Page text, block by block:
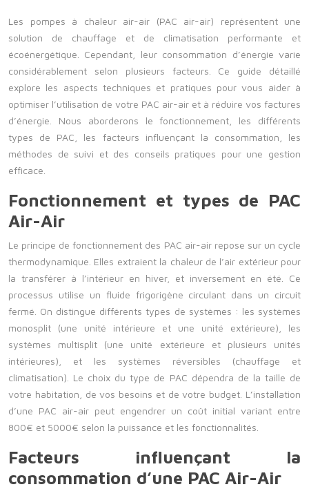
Les pompes à chaleur air-air (PAC air-air) représentent une
solution de chauffage et de climatisation performante et
écoénergétique. Cependant, leur consommation d’énergie varie
considérablement selon plusieurs facteurs. Ce guide détaillé
explore les aspects techniques et pratiques pour vous aider à
optimiser l’utilisation de votre PAC air-air et à réduire vos factures
d’énergie. Nous aborderons le fonctionnement, les différents
types de PAC, les facteurs influençant la consommation, les
méthodes de suivi et des conseils pratiques pour une gestion
efficace.
Fonctionnement et types de PAC
Air-Air
Le principe de fonctionnement des PAC air-air repose sur un cycle
thermodynamique. Elles extraient la chaleur de l’air extérieur pour
la transférer à l’intérieur en hiver, et inversement en été. Ce
processus utilise un fluide frigorigène circulant dans un circuit
fermé. On distingue différents types de systèmes : les systèmes
monosplit (une unité intérieure et une unité extérieure), les
systèmes multisplit (une unité extérieure et plusieurs unités
intérieures), et les systèmes réversibles (chauffage et
climatisation). Le choix du type de PAC dépendra de la taille de
votre habitation, de vos besoins et de votre budget. L’installation
d’une PAC air-air peut engendrer un coût initial variant entre
800€ et 5000€ selon la puissance et les fonctionnalités.
Facteurs influençant la
consommation d’une PAC Air-Air